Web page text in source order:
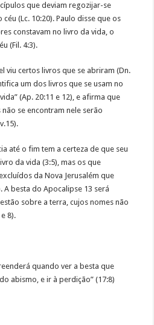
que deviam regozijar-se
(Lc. 10:20). Paulo disse que os
constavam no livro da vida, o
(Fil. 4:3).
viu certos livros que se abriram (Dn.
um dos livros que se usam no
(Ap. 20:11 e 12), e afirma que
se encontram nele serão
até o fim tem a certeza de que seu
da vida (3:5), mas os que
da Nova Jerusalém que
A besta do Apocalipse 13 será
sobre a terra, cujos nomes não
8).
quando ver a besta que
abismo, e ir à perdição” (17:8)